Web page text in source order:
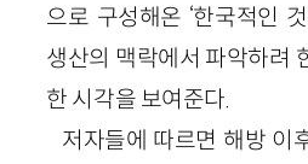
으로 구성해온 ‘한국적인
생산의 맥락에서 파악하려
한 시각을 보여준다.
저자들에 따르면 해방 이